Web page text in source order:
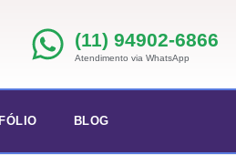
(11) 94902-6866
Atendimento via WhatsApp
BLOG